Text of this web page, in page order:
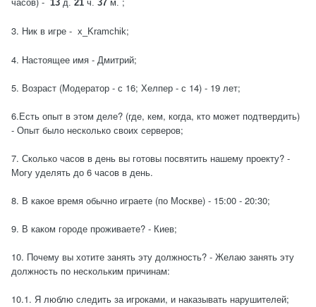
13 д. 21 ч. 37 м.
3. Ник в игре - x_Kramchik;
4. Настоящее имя - Дмитрий;
5. Возраст (Модератор - с 16; Хелпер - с 14) - 19 лет;
6.Есть опыт в этом деле? (где, кем, когда, кто может подтвердить)
- Опыт было несколько своих серверов;
7. Сколько часов в день вы готовы посвятить нашему проекту? -
Могу уделять до 6 часов в день.
8. В какое время обычно играете (по Москве) - 15:00 - 20:30;
9. В каком городе проживаете? - Киев;
10. Почему вы хотите занять эту должность? - Желаю занять эту
должность по нескольким причинам:
10.1. Я люблю следить за игроками, и наказывать нарушителей;